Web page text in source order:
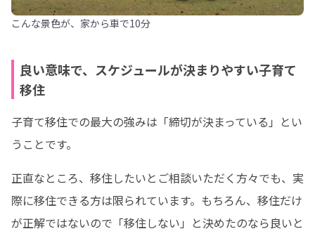
こんな景色が、家から車で10分
良い意味で、スケジュールが決まりやすい子育て
移住
子育て移住での最大の強みは「締切が決まっている」とい
うことです。
正直なところ、移住したいとご相談いただく方々でも、実
際に移住できる方は限られています。もちろん、移住だけ
が正解ではないので「移住しない」と決めたのなら良いと